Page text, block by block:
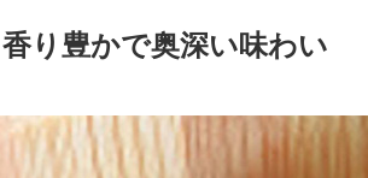
香り豊かで奥深い味わい